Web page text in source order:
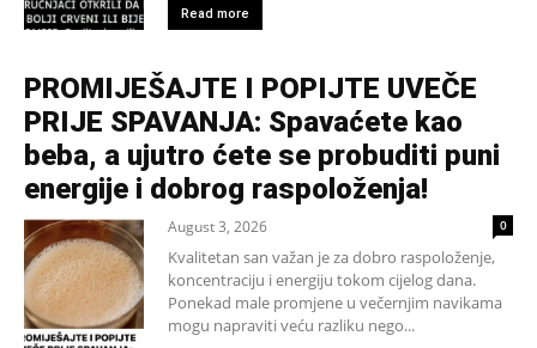
Read more
PROMIJEŠAJTE I POPIJTE UVEČE
PRIJE SPAVANJA: Spavaćete kao
beba, a ujutro ćete se probuditi puni
energije i dobrog raspoloženja!
August 3, 2026 0
Kvalitetan san važan je za dobro raspoloženje,
koncentraciju i energiju tokom cijelog dana.
Ponekad male promjene u večernjim navikama
mogu napraviti veću razliku nego...